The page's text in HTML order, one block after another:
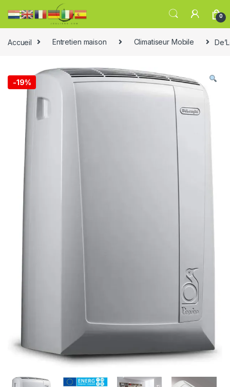
0
Accueil Entretien maison Climatiseur Mobile
-19%